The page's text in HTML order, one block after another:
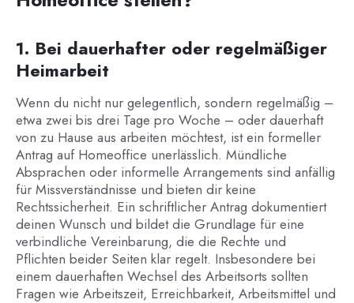
1. Bei dauerhafter oder regelmäßiger
Heimarbeit
Wenn du nicht nur gelegentlich, sondern regelmäßig –
etwa zwei bis drei Tage pro Woche – oder dauerhaft
von zu Hause aus arbeiten möchtest, ist ein formeller
Antrag auf Homeoffice unerlässlich. Mündliche
Absprachen oder informelle Arrangements sind anfällig
für Missverständnisse und bieten dir keine
Rechtssicherheit. Ein schriftlicher Antrag dokumentiert
deinen Wunsch und bildet die Grundlage für eine
verbindliche Vereinbarung, die die Rechte und
Pflichten beider Seiten klar regelt. Insbesondere bei
einem dauerhaften Wechsel des Arbeitsorts sollten
Fragen wie Arbeitszeit, Erreichbarkeit, Arbeitsmittel und